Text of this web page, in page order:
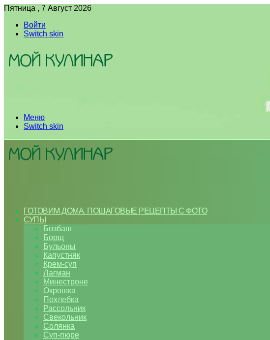
Пятница , 7 Август 2026
Войти
Switch skin
Меню
Switch skin
ГОТОВИМ ДОМА. ПОШАГОВЫЕ РЕЦЕПТЫ С ФОТО
СУПЫ
Бозбаш
Борщ
Бульоны
Капустняк
Крем-суп
Лагман
Минестроне
Окрошка
Похлебка
Рассольник
Свекольник
Солянка
Суп-пюре